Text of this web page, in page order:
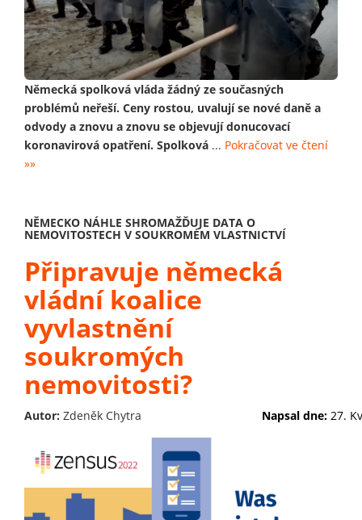
Německá spolková vláda žádný ze současných
problémů neřeší. Ceny rostou, uvalují se nové daně a
odvody a znovu a znovu se objevují donucovací
koronavirová opatření. Spolková ... Pokračovat ve čtení
»»
NĚMECKO NÁHLE SHROMAŽĎUJE DATA O
NEMOVITOSTECH V SOUKROMÉM VLASTNICTVÍ
Připravuje německá
vládní koalice
vyvlastnění
soukromých
nemovitosti?
Autor: Zdeněk Chytra Napsal dne: 27.